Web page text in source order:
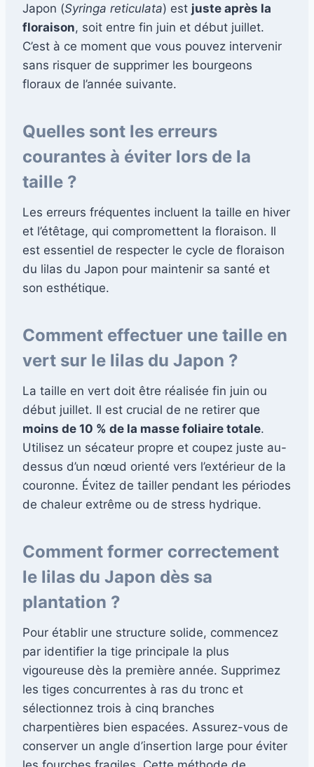
Japon (Syringa reticulata) est juste après la
floraison, soit entre fin juin et début juillet.
C’est à ce moment que vous pouvez intervenir
sans risquer de supprimer les bourgeons
floraux de l’année suivante.
Quelles sont les erreurs
courantes à éviter lors de la
taille ?
Les erreurs fréquentes incluent la taille en hiver
et l’étêtage, qui compromettent la floraison. Il
est essentiel de respecter le cycle de floraison
du lilas du Japon pour maintenir sa santé et
son esthétique.
Comment effectuer une taille en
vert sur le lilas du Japon ?
La taille en vert doit être réalisée fin juin ou
début juillet. Il est crucial de ne retirer que
moins de 10 % de la masse foliaire totale.
Utilisez un sécateur propre et coupez juste au-
dessus d’un nœud orienté vers l’extérieur de la
couronne. Évitez de tailler pendant les périodes
de chaleur extrême ou de stress hydrique.
Comment former correctement
le lilas du Japon dès sa
plantation ?
Pour établir une structure solide, commencez
par identifier la tige principale la plus
vigoureuse dès la première année. Supprimez
les tiges concurrentes à ras du tronc et
sélectionnez trois à cinq branches
charpentières bien espacées. Assurez-vous de
conserver un angle d’insertion large pour éviter